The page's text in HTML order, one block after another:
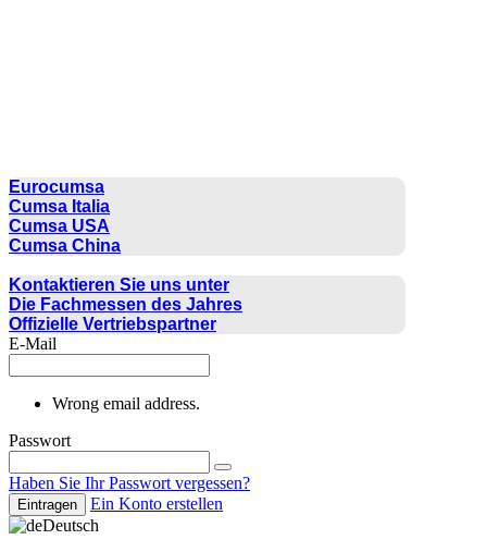
Eurocumsa
Cumsa Italia
Cumsa USA
Cumsa China
Kontaktieren Sie uns unter
Die Fachmessen des Jahres
Offizielle Vertriebspartner
E-Mail
Wrong email address.
Passwort
Haben Sie Ihr Passwort vergessen?
Eintragen
Ein Konto erstellen
Deutsch